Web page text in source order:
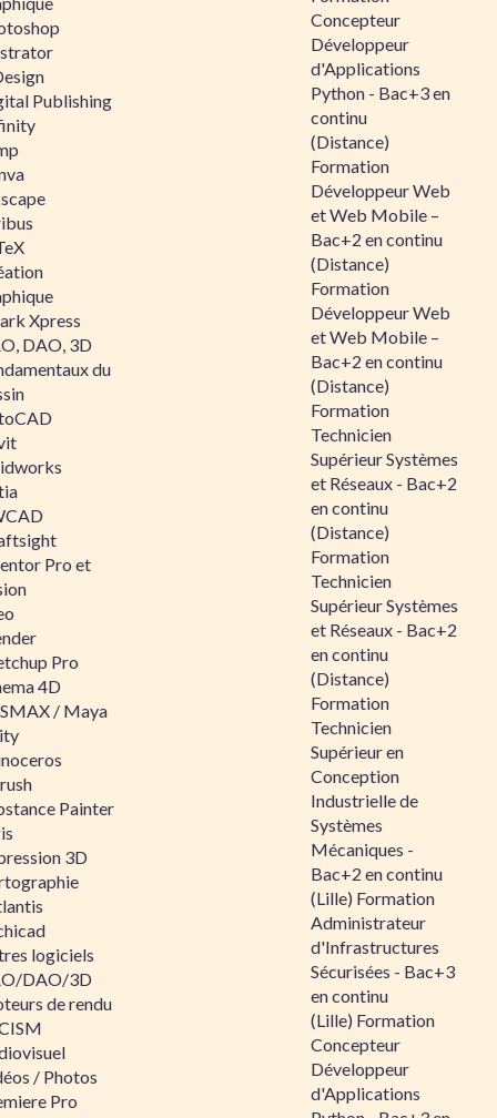
Publishing
Xpress
DAO, 3D
du
Pro et
Pro
4D
/ Maya
Painter
3D
logiciels
DAO/3D
de rendu
/ Photos
Pro
Concepteur
Développeur
d'Applications
Python - Bac+3 en
continu
(Distance)
Formation
Développeur Web
et Web Mobile –
Bac+2 en continu
(Distance)
Formation
Développeur Web
et Web Mobile –
Bac+2 en continu
(Distance)
Formation
Technicien
Supérieur Systèmes
et Réseaux - Bac+2
en continu
(Distance)
Formation
Technicien
Supérieur Systèmes
et Réseaux - Bac+2
en continu
(Distance)
Formation
Technicien
Supérieur en
Conception
Industrielle de
Systèmes
Mécaniques -
Bac+2 en continu
(Lille) Formation
Administrateur
d'Infrastructures
Sécurisées - Bac+3
en continu
(Lille) Formation
Concepteur
Développeur
d'Applications